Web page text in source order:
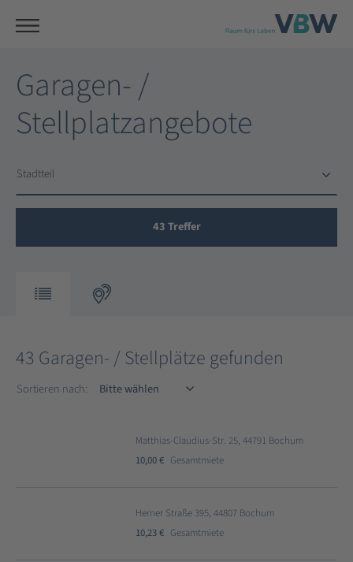
Garagen- /
Stellplatzangebote
Stadtteil
43Treffer
43 Garagen- / Stellplätze gefunden
Sortieren nach:
Matthias-Claudius-Str. 25, 44791 Bochum
10,00 € Gesamtmiete
Herner Straße 395, 44807 Bochum
10,23 € Gesamtmiete